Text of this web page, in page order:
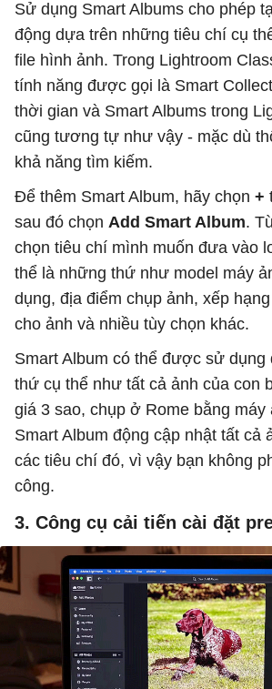
Sử dụng Smart Albums cho phép
động dựa trên những tiêu chí cụ
file hình ảnh. Trong Lightroom
tính năng được gọi là Smart
thời gian và Smart Albums trong
cũng tương tự như vậy - mặc dù
khả năng tìm kiếm.
Để thêm Smart Album, hãy chọn +
sau đó chọn Add Smart Album.
chọn tiêu chí mình muốn đưa vào
thể là những thứ như model máy
dụng, địa điểm chụp ảnh, xếp
cho ảnh và nhiều tùy chọn khác.
Smart Album có thể được sử dụng
thứ cụ thể như tất cả ảnh của con
giá 3 sao, chụp ở Rome bằng máy
Smart Album động cập nhật tất cả
các tiêu chí đó, vì vậy bạn không
công.
3. Công cụ cải tiến cài đặt